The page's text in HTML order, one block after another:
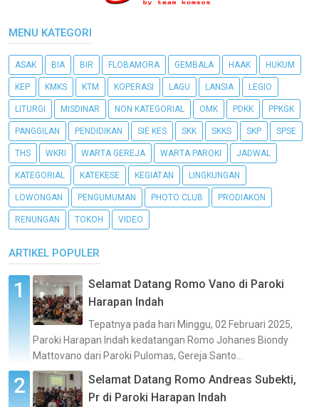
MENU KATEGORI
ASAK BIA BIR FLOBAMORA GEMBALA HAAK HUKUM
KEP KMKS KTM KOPERASI LAGU LANSIA LEGIO
LITURGI MISDINAR NON KATEGORIAL OMK PDKK PPKGK
PANGGILAN PENDIDIKAN SIE KES SKK SKKS SKP SPSE
THS WKRI WARTA GEREJA WARTA PAROKI JADWAL
KATEGORIAL KATEKESE KEGIATAN LINGKUNGAN
LOWONGAN PENGUMUMAN PHOTO CLUB PRODIAKON
RENUNGAN TOKOH VIDEO
ARTIKEL POPULER
Selamat Datang Romo Vano di Paroki
Harapan Indah
Tepatnya pada hari Minggu, 02 Februari 2025,
Paroki Harapan Indah kedatangan Romo Johanes Biondy
Mattovano dari Paroki Pulomas, Gereja Santo...
Selamat Datang Romo Andreas Subekti,
Pr di Paroki Harapan Indah